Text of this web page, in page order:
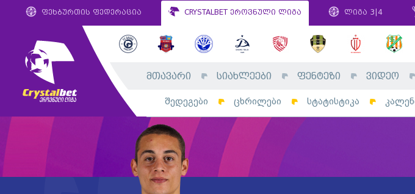
ფეხბურთის ფედერაცია CRYSTALBET ეროვნული ლიგა ლიგა 3|4
მთავარი სიახლეები ფენტეზი ვიდეო
შედეგები ცხრილები სტატისტიკა